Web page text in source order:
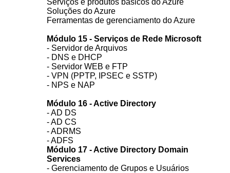
Serviços e produtos básicos do Azure
Soluções do Azure
Ferramentas de gerenciamento do Azure
Módulo 15 - Serviços de Rede Microsoft
- Servidor de Arquivos
- DNS e DHCP
- Servidor WEB e FTP
- VPN (PPTP, IPSEC e SSTP)
- NPS e NAP
Módulo 16 - Active Directory
- AD DS
- AD CS
- ADRMS
- ADFS
Módulo 17 - Active Directory Domain
Services
- Gerenciamento de Grupos e Usuários